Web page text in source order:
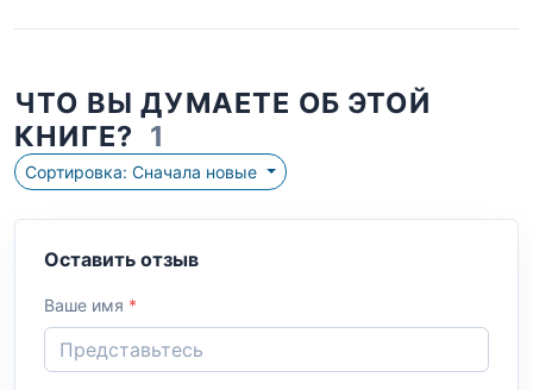
ЧТО ВЫ ДУМАЕТЕ ОБ ЭТОЙ
КНИГЕ? 1
Сортировка: Сначала новые
Оставить отзыв
Ваше имя *